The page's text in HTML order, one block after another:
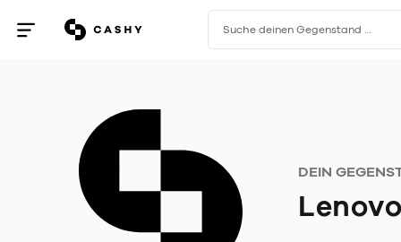
Menü
Suche deinen Gegenstand …
DEIN